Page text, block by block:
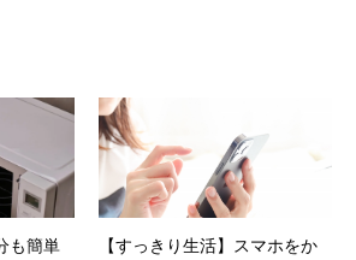
制作。プライベートでは、井上円了哲学塾の第
一期修了生として「哲学カフェ＠神保町」の世
話人、2020年以降は「なごテツ」のオンライン
カフェの世話人を務める。趣味は考えること。
も簡単
【すっきり生活】スマホをか